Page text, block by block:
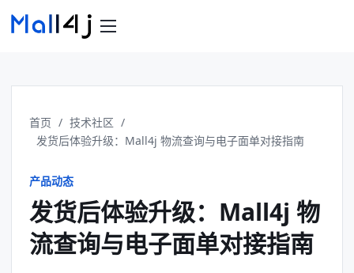
首页 / 技术社区 /
发货后体验升级：Mall4j 物流查询与电子面单对接指南
产品动态
发货后体验升级：Mall4j 物
流查询与电子面单对接指南